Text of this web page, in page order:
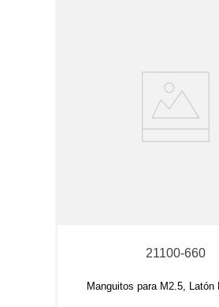
21100-660
Manguitos para M2.5, Latón